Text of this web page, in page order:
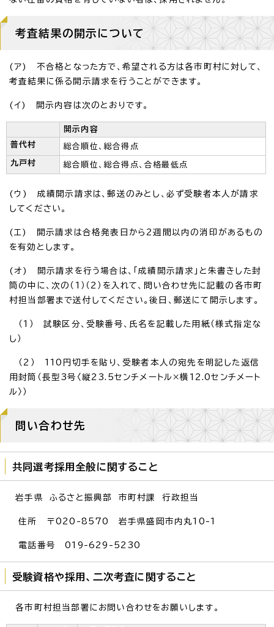
考査結果の開示について
(ア) 不合格となった方で、希望される方は各市町村に対して、
考査結果に係る開示請求を行うことができます。
(イ) 開示内容は次のとおりです。
開示内容
普代村
総合順位、総合得点
九戸村 総合順位、総合得点、合格最低点
(ウ) 成績開示請求は、郵送のみとし、必ず受験者本人が請求
してください。
(エ) 開示請求は合格発表日から2週間以内の消印があるもの
を有効とします。
(オ) 開示請求を行う場合は、「成績開示請求」と朱書きした封
筒の中に、次の（1）（2）を入れて、問い合わせ先に記載の各市町
村担当部署まで送付してください。後日、郵送にて開示します。
（1） 試験区分、受験番号、氏名を記載した用紙（様式指定な
し）
（2） 110円切手を貼り、受験者本人の宛先を明記した返信
用封筒（長型3号〈縦23.5センチメートル×横12.0センチメート
ル〉）
問い合わせ先
共同選考採用全般に関すること
岩手県 ふるさと振興部 市町村課 行政担当
住所 〒020-8570 岩手県盛岡市内丸10-1
電話番号 019-629-5230
受験資格や採用、二次考査に関すること
各市町村担当部署にお問い合わせをお願いします。